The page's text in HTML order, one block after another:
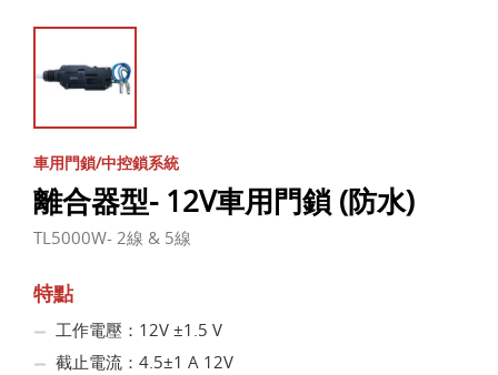
車用門鎖/中控鎖系統
離合器型- 12V車用門鎖 (防水)
TL5000W- 2線 & 5線
特點
工作電壓：12V ±1.5 V
截止電流：4.5±1 A 12V